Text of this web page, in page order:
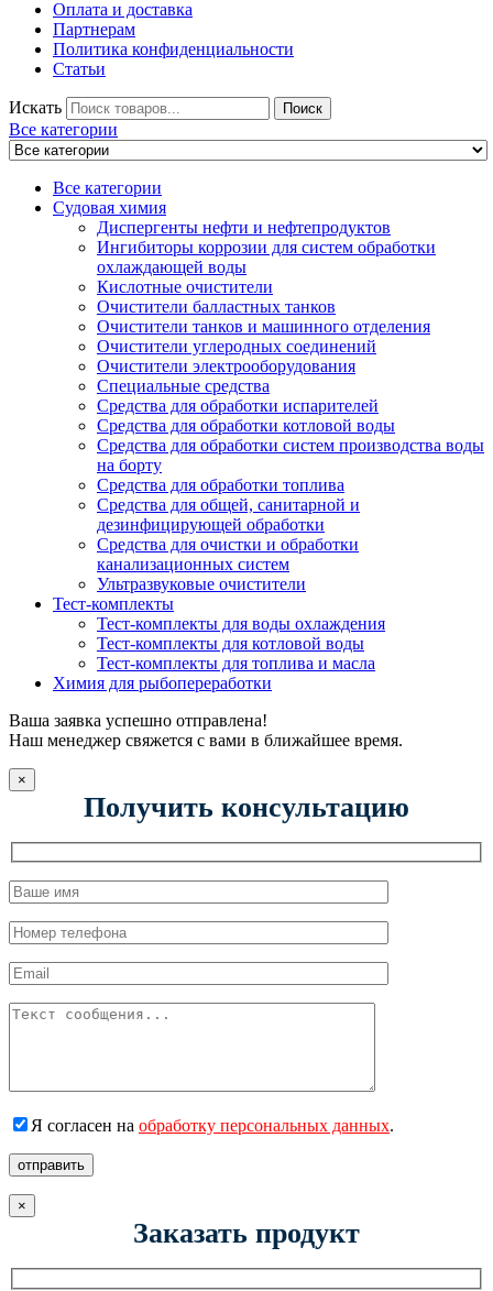
Оплата и доставка
Партнерам
Политика конфиденциальности
Статьи
Искать Поиск
Все категории
Все категории
Судовая химия
Диспергенты нефти и нефтепродуктов
Ингибиторы коррозии для систем обработки
охлаждающей воды
Кислотные очистители
Очистители балластных танков
Очистители танков и машинного отделения
Очистители углеродных соединений
Очистители электрооборудования
Специальные средства
Средства для обработки испарителей
Средства для обработки котловой воды
Средства для обработки систем производства воды
на борту
Средства для обработки топлива
Средства для общей, санитарной и
дезинфицирующей обработки
Средства для очистки и обработки
канализационных систем
Ультразвуковые очистители
Тест-комплекты
Тест-комплекты для воды охлаждения
Тест-комплекты для котловой воды
Тест-комплекты для топлива и масла
Химия для рыбопереработки
Ваша заявка успешно отправлена!
Наш менеджер свяжется с вами в ближайшее время.
×
Получить консультацию
Я согласен на обработку персональных данных.
отправить
×
Заказать продукт